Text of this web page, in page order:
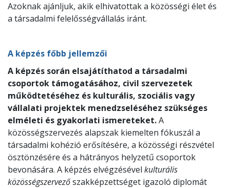
Azoknak ajánljuk, akik elhivatottak a közösségi élet és
a társadalmi felelősségvállalás iránt.
A képzés főbb jellemzői
A képzés során elsajátíthatod a társadalmi
csoportok támogatásához, civil szervezetek
működtetéséhez és kulturális, szociális vagy
vállalati projektek menedzseléséhez szükséges
elméleti és gyakorlati ismereteket.A
közösségszervezés alapszak kiemelten fókuszál a
társadalmi kohézió erősítésére, a közösségi részvétel
ösztönzésére és a hátrányos helyzetű csoportok
bevonására. A képzés elvégzésével kulturális
közösségszervezőszakképzettséget igazoló diplomát